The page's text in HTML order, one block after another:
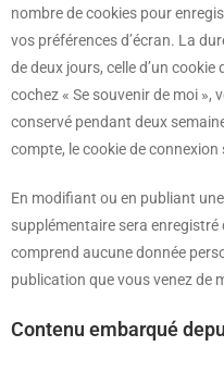
nombre de cookies pour
vos préférences d’écran. La
de deux jours, celle d’un cookie
cochez « Se souvenir de moi »,
conservé pendant deux
compte, le cookie de connexion
En modifiant ou en publiant
supplémentaire sera
comprend aucune donnée
publication que vous venez de
Contenu embarqué